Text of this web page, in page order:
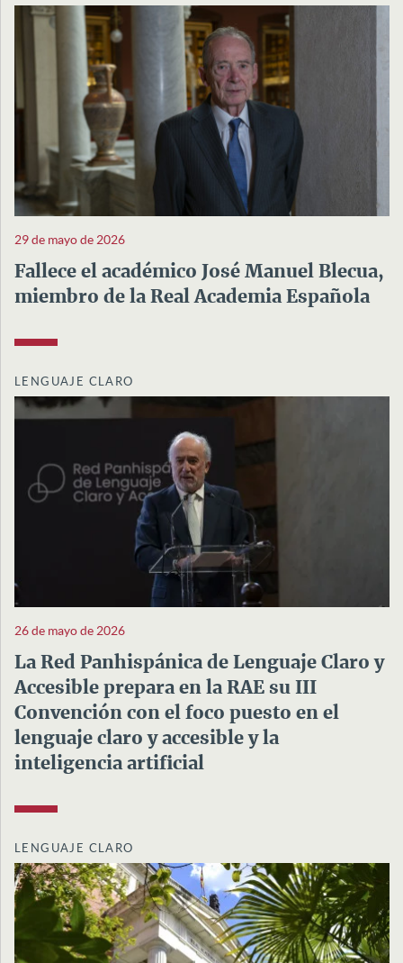
29 de mayo de 2026
Fallece el académico José Manuel Blecua,
miembro de la Real Academia Española
LENGUAJE CLARO
26 de mayo de 2026
La Red Panhispánica de Lenguaje Claro y
Accesible prepara en la RAE su III
Convención con el foco puesto en el
lenguaje claro y accesible y la
inteligencia artificial
LENGUAJE CLARO